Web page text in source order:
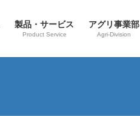
製品・サービス
Product Service
アグリ事業部
Agri-Division